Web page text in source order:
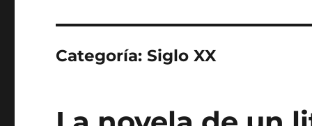
Categoría:Siglo XX